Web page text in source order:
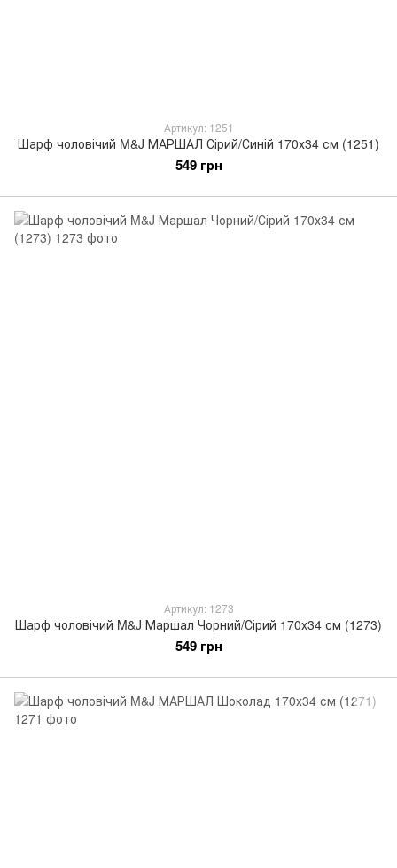
Артикул: 1251
Шарф чоловічий M&J МАРШАЛ Сірий/Синій 170х34 см (1251)
549 грн
Артикул: 1273
Шарф чоловічий M&J Маршал Чорний/Сірий 170х34 см (1273)
549 грн